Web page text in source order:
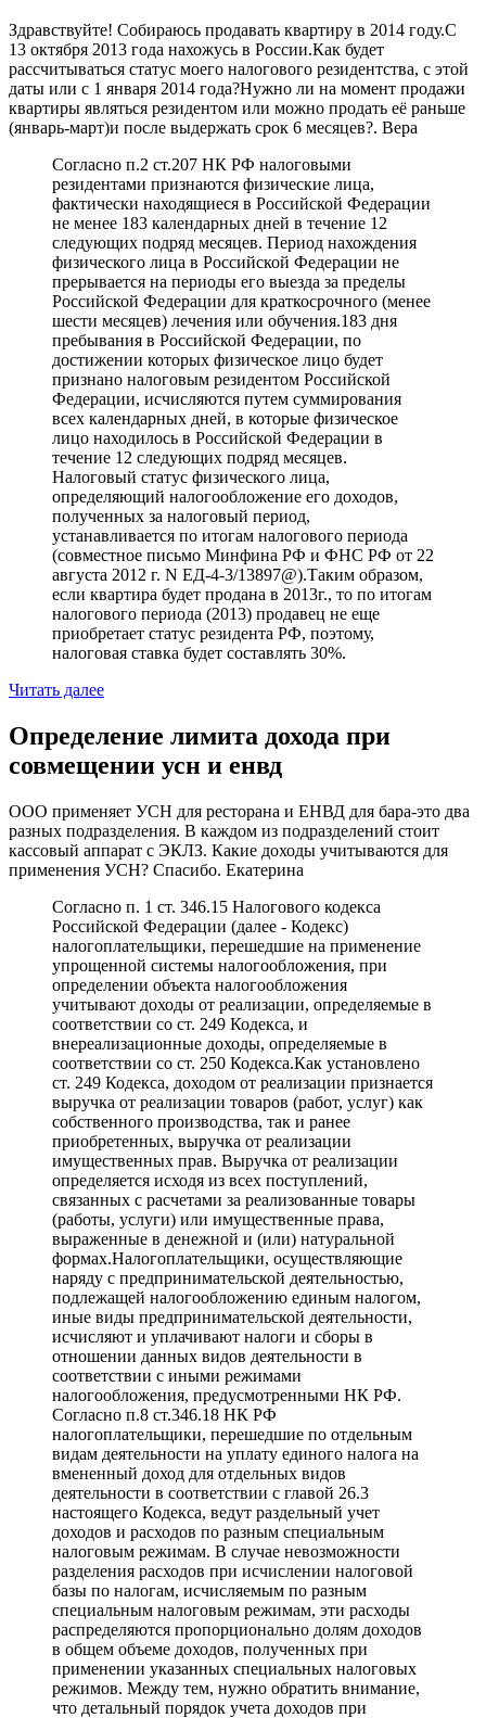
Здравствуйте! Собираюсь продавать квартиру в 2014 году.С
13 октября 2013 года нахожусь в России.Как будет
рассчитываться статус моего налогового резидентства, с этой
даты или с 1 января 2014 года?Нужно ли на момент продажи
квартиры являться резидентом или можно продать её раньше
(январь-март)и после выдержать срок 6 месяцев?. Вера
Согласно п.2 ст.207 НК РФ налоговыми
резидентами признаются физические лица,
фактически находящиеся в Российской Федерации
не менее 183 календарных дней в течение 12
следующих подряд месяцев. Период нахождения
физического лица в Российской Федерации не
прерывается на периоды его выезда за пределы
Российской Федерации для краткосрочного (менее
шести месяцев) лечения или обучения.183 дня
пребывания в Российской Федерации, по
достижении которых физическое лицо будет
признано налоговым резидентом Российской
Федерации, исчисляются путем суммирования
всех календарных дней, в которые физическое
лицо находилось в Российской Федерации в
течение 12 следующих подряд месяцев.
Налоговый статус физического лица,
определяющий налогообложение его доходов,
полученных за налоговый период,
устанавливается по итогам налогового периода
(совместное письмо Минфина РФ и ФНС РФ от 22
августа 2012 г. N ЕД-4-3/13897@).Таким образом,
если квартира будет продана в 2013г., то по итогам
налогового периода (2013) продавец не еще
приобретает статус резидента РФ, поэтому,
налоговая ставка будет составлять 30%.
Читать далее
Определение лимита дохода при
совмещении усн и енвд
ООО применяет УСН для ресторана и ЕНВД для бара-это два
разных подразделения. В каждом из подразделений стоит
кассовый аппарат с ЭКЛЗ. Какие доходы учитываются для
применения УСН? Спасибо. Екатерина
Согласно п. 1 ст. 346.15 Налогового кодекса
Российской Федерации (далее - Кодекс)
налогоплательщики, перешедшие на применение
упрощенной системы налогообложения, при
определении объекта налогообложения
учитывают доходы от реализации, определяемые в
соответствии со ст. 249 Кодекса, и
внереализационные доходы, определяемые в
соответствии со ст. 250 Кодекса.Как установлено
ст. 249 Кодекса, доходом от реализации признается
выручка от реализации товаров (работ, услуг) как
собственного производства, так и ранее
приобретенных, выручка от реализации
имущественных прав. Выручка от реализации
определяется исходя из всех поступлений,
связанных с расчетами за реализованные товары
(работы, услуги) или имущественные права,
выраженные в денежной и (или) натуральной
формах.Налогоплательщики, осуществляющие
наряду с предпринимательской деятельностью,
подлежащей налогообложению единым налогом,
иные виды предпринимательской деятельности,
исчисляют и уплачивают налоги и сборы в
отношении данных видов деятельности в
соответствии с иными режимами
налогообложения, предусмотренными НК РФ.
Согласно п.8 ст.346.18 НК РФ
налогоплательщики, перешедшие по отдельным
видам деятельности на уплату единого налога на
вмененный доход для отдельных видов
деятельности в соответствии с главой 26.3
настоящего Кодекса, ведут раздельный учет
доходов и расходов по разным специальным
налоговым режимам. В случае невозможности
разделения расходов при исчислении налоговой
базы по налогам, исчисляемым по разным
специальным налоговым режимам, эти расходы
распределяются пропорционально долям доходов
в общем объеме доходов, полученных при
применении указанных специальных налоговых
режимов. Между тем, нужно обратить внимание,
что детальный порядок учета доходов при